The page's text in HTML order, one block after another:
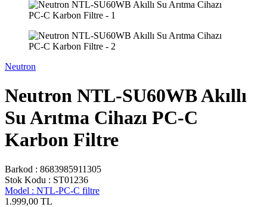
Neutron
Neutron NTL-SU60WB Akıllı
Su Arıtma Cihazı PC-C
Karbon Filtre
Barkod : 8683985911305
Stok Kodu : ST01236
Model : NTL-PC-C filtre
1.999,00 TL